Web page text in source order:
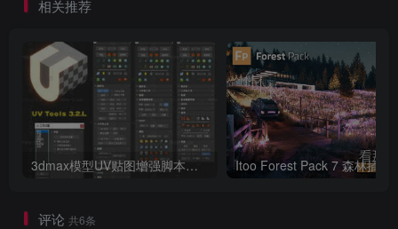
相关推荐
3dmax模型UV贴图增强脚本插件工具UVTools 3.2L 汉化破解版 For 3dmax2014~2023
评论 共6条